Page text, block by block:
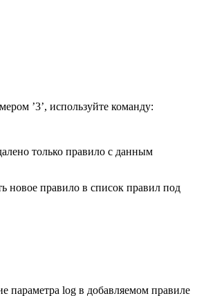
’3’, используйте команду:
только правило с данным
новое правило в список правил под
параметра log в добавляемом правиле